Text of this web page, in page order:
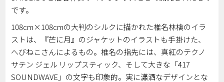
です。
108cm×108cmの大判のシルクに描かれた椎名林檎のイラ
ストは、『芒に月』のジャケットのイラストも手掛けた、
へびねこさんによるもの。椎名の指先には、真紅のテクノ
サテン ジェル リップスティック、そして大きな「417
SOUNDWAVE」の文字も印象的。実に瀟洒なデザインとな